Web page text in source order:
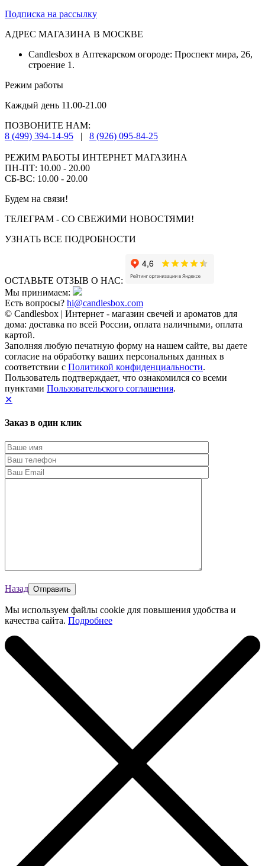
Подписка на рассылку
АДРЕС МАГАЗИНА В МОСКВЕ
Candlesbox в Аптекарском огороде: Проспект мира, 26,
строение 1.
Режим работы
Каждый день 11.00-21.00
ПОЗВОНИТЕ НАМ:
8 (499) 394-14-95
| 8 (926) 095-84-25
РЕЖИМ РАБОТЫ ИНТЕРНЕТ МАГАЗИНА
ПН-ПТ: 10.00 - 20.00
СБ-ВС: 10.00 - 20.00
Будем на связи!
ТЕЛЕГРАМ - СО СВЕЖИМИ НОВОСТЯМИ!
УЗНАТЬ ВСЕ ПОДРОБНОСТИ
ОСТАВЬТЕ ОТЗЫВ О НАС:
Мы принимаем:
Есть вопросы? hi@candlesbox.com
© Candlesbox | Интернет - магазин свечей и ароматов для
дома: доставка по всей России, оплата наличными, оплата
картой.
Заполняя любую печатную форму на нашем сайте, вы даете
согласие на обработку ваших персональных данных в
соответствии с Политикой конфиденциальности.
Пользователь подтверждает, что ознакомился со всеми
пунктами Пользовательского соглашения.
✕
Заказ в один клик
Назад
Мы используем файлы cookie для повышения удобства и
качества сайта. Подробнее